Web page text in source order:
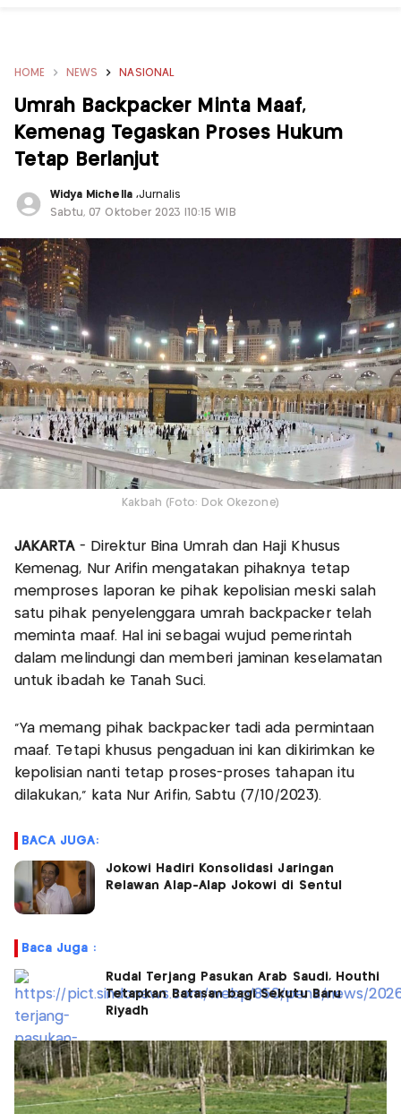
HOME NEWS NASIONAL
Umrah Backpacker Minta Maaf,
Kemenag Tegaskan Proses Hukum
Tetap Berlanjut
Widya Michella ,Jurnalis
Sabtu, 07 Oktober 2023 |10:15 WIB
Kakbah (Foto: Dok Okezone)
JAKARTA - Direktur Bina Umrah dan Haji Khusus
Kemenag, Nur Arifin mengatakan pihaknya tetap
memproses laporan ke pihak kepolisian meski salah
satu pihak penyelenggara umrah backpacker telah
meminta maaf. Hal ini sebagai wujud pemerintah
dalam melindungi dan memberi jaminan keselamatan
untuk ibadah ke Tanah Suci.
"Ya memang pihak backpacker tadi ada permintaan
maaf. Tetapi khusus pengaduan ini kan dikirimkan ke
kepolisian nanti tetap proses-proses tahapan itu
dilakukan," kata Nur Arifin, Sabtu (7/10/2023).
BACA JUGA:
Jokowi Hadiri Konsolidasi Jaringan
Relawan Alap-Alap Jokowi di Sentul
Baca Juga :
Rudal Terjang Pasukan Arab Saudi, Houthi
Tetapkan Batasan bagi Sekutu Baru
Riyadh